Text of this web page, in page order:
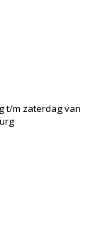
t/m zaterdag van